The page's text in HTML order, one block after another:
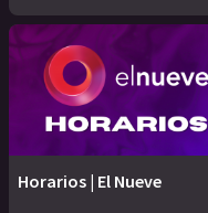
Horarios | El Nueve